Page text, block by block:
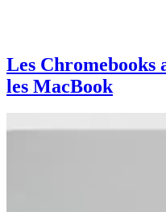
Les Chromebooks
les MacBook